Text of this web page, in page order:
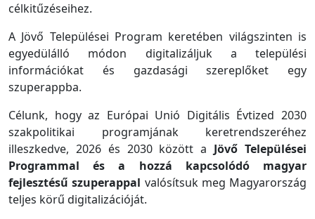
célkitűzéseihez.
A Jövő Települései Program keretében világszinten is
egyedülálló módon digitalizáljuk a települési
információkat és gazdasági szereplőket egy
szuperappba.
Célunk, hogy az Európai Unió Digitális Évtized 2030
szakpolitikai programjának keretrendszeréhez
illeszkedve, 2026 és 2030 között a Jövő Települései
Programmal és a hozzá kapcsolódó magyar
fejlesztésű szuperappal valósítsuk meg Magyarország
teljes körű digitalizációját.